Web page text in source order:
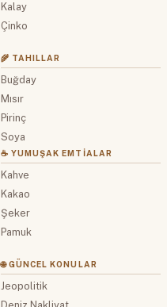
Kalay
Çinko
🌾 TAHILLAR
Buğday
Mısır
Pirinç
Soya
☕ YUMUŞAK EMTIALAR
Kahve
Kakao
Şeker
Pamuk
🌐 GÜNCEL KONULAR
Jeopolitik